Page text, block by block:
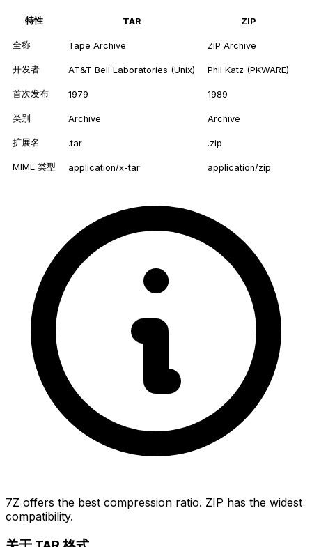
特性 TAR ZIP
全称 Tape Archive ZIP Archive
开发者 AT&T Bell Laboratories (Unix) Phil Katz (PKWARE)
首次发布 1979 1989
类别 Archive Archive
扩展名 .tar .zip
MIME 类型 application/x-tar application/zip
7Z offers the best compression ratio. ZIP has the widest
compatibility.